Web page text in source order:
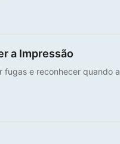
a Impressão
fugas e reconhecer quando a